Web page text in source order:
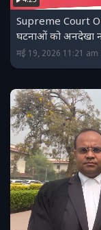
Supreme Court
घटनाओं को अनदेखा
मई 19, 2026 11:21 am